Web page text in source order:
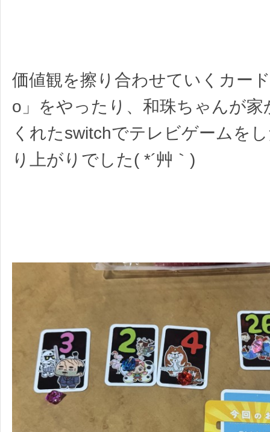
価値観を擦り合わせていくカー
o」をやったり、和珠ちゃんが家
くれたswitchでテレビゲームを
り上がりでした( *´艸｀)